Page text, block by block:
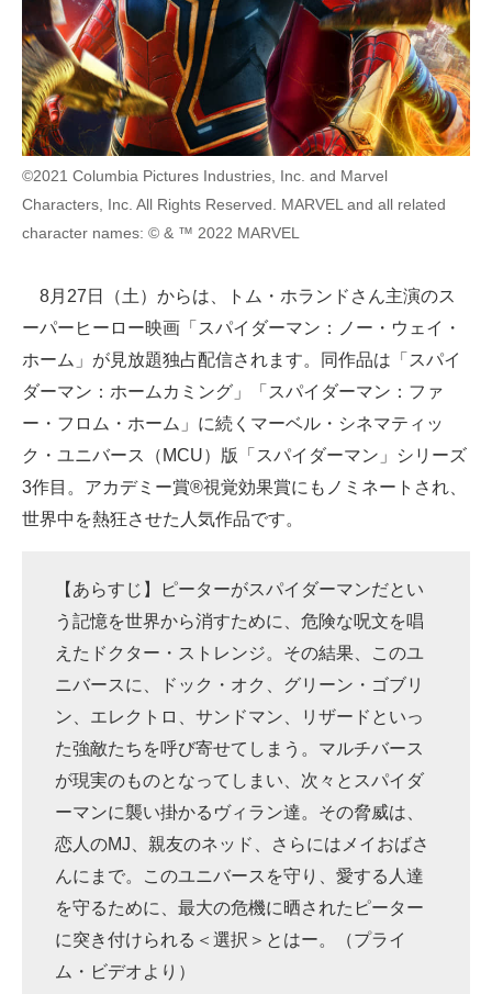
©2021 Columbia Pictures Industries, Inc. and Marvel
Characters, Inc. All Rights Reserved. MARVEL and all related
character names: © & ™ 2022 MARVEL
8月27日（土）からは、トム・ホランドさん主演のス
ーパーヒーロー映画「スパイダーマン：ノー・ウェイ・
ホーム」が見放題独占配信されます。同作品は「スパイ
ダーマン：ホームカミング」「スパイダーマン：ファ
ー・フロム・ホーム」に続くマーベル・シネマティッ
ク・ユニバース（MCU）版「スパイダーマン」シリーズ
3作目。アカデミー賞®視覚効果賞にもノミネートされ、
世界中を熱狂させた人気作品です。
【あらすじ】ピーターがスパイダーマンだとい
う記憶を世界から消すために、危険な呪文を唱
えたドクター・ストレンジ。その結果、このユ
ニバースに、ドック・オク、グリーン・ゴブリ
ン、エレクトロ、サンドマン、リザードといっ
た強敵たちを呼び寄せてしまう。マルチバース
が現実のものとなってしまい、次々とスパイダ
ーマンに襲い掛かるヴィラン達。その脅威は、
恋人のMJ、親友のネッド、さらにはメイおばさ
んにまで。このユニバースを守り、愛する人達
を守るために、最大の危機に晒されたピーター
に突き付けられる＜選択＞とはー。（プライ
ム・ビデオより）